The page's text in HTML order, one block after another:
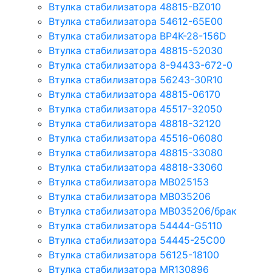
Втулка стабилизатора 48815-BZ010
Втулка стабилизатора 54612-65Е00
Втулка стабилизатора BP4K-28-156D
Втулка стабилизатора 48815-52030
Втулка стабилизатора 8-94433-672-0
Втулка стабилизатора 56243-30R10
Втулка стабилизатора 48815-06170
Втулка стабилизатора 45517-32050
Втулка стабилизатора 48818-32120
Втулка стабилизатора 45516-06080
Втулка стабилизатора 48815-33080
Втулка стабилизатора 48818-33060
Втулка стабилизатора MB025153
Втулка стабилизатора MB035206
Втулка стабилизатора MB035206/брак
Втулка стабилизатора 54444-G5110
Втулка стабилизатора 54445-25C00
Втулка стабилизатора 56125-18100
Втулка стабилизатора MR130896